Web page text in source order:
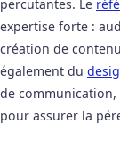
percutantes. Le
expertise forte :
création de
également du
de communication,
pour assurer la